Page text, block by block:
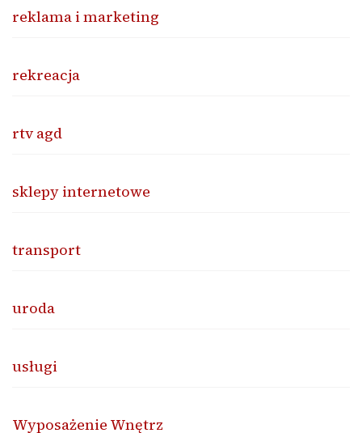
reklama i marketing
rekreacja
rtv agd
sklepy internetowe
transport
uroda
usługi
Wyposażenie Wnętrz